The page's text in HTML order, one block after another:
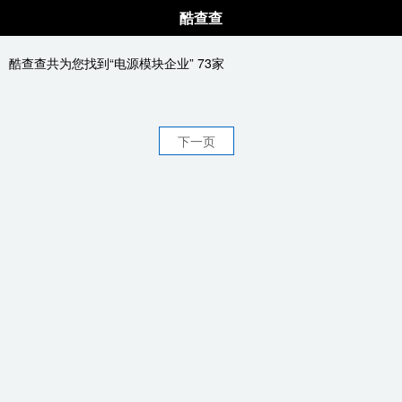
酷查查
酷查查共为您找到“电源模块企业” 73家
下一页